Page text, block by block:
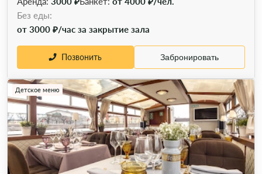
Без еды:
от 3000 ₽/час за закрытие зала
Позвонить Забронировать
Детское меню